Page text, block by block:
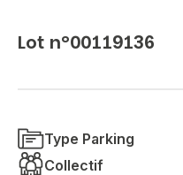
Lot n°00119136
Type Parking
Collectif